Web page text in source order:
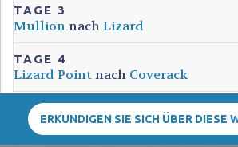
TAGE 3
MullionnachLizard
TAGE 4
Lizard Pointnach Coverack
ERKUNDIGEN SIE SICH ÜBER DIESE